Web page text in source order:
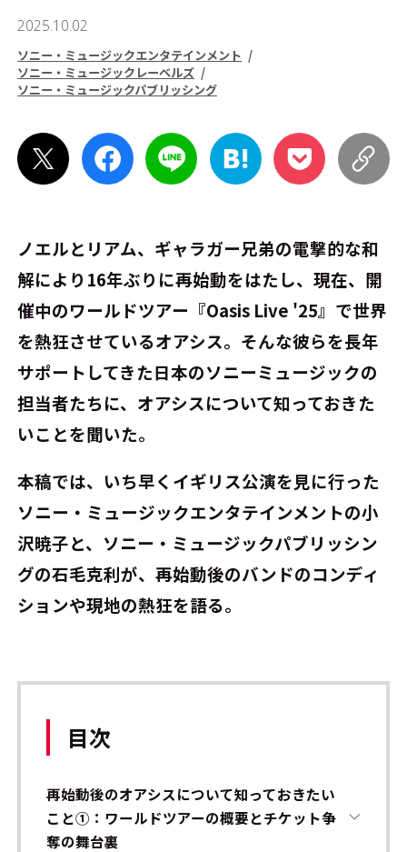
2025.10.02
ソニー・ミュージックエンタテインメント
ソニー・ミュージックレーベルズ
ソニー・ミュージックパブリッシング
ノエルとリアム、ギャラガー兄弟の電撃的な和
解により16年ぶりに再始動をはたし、現在、開
催中のワールドツアー『Oasis Live '25』で世界
を熱狂させているオアシス。そんな彼らを長年
サポートしてきた日本のソニーミュージックの
担当者たちに、オアシスについて知っておきた
いことを聞いた。
本稿では、いち早くイギリス公演を見に行った
ソニー・ミュージックエンタテインメントの小
沢暁子と、ソニー・ミュージックパブリッシン
グの石毛克利が、再始動後のバンドのコンディ
ションや現地の熱狂を語る。
目次
再始動後のオアシスについて知っておきたい
こと①：ワールドツアーの概要とチケット争
奪の舞台裏